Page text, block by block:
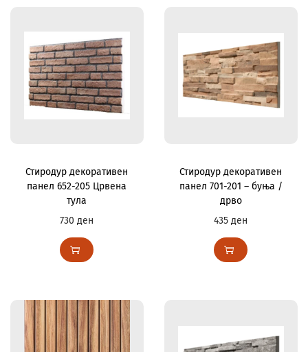
Стиродур декоративен
панел 652-205 Црвена
тула
730ден
Стиродур декоративен
панел 701-201 – буња /
дрво
435ден